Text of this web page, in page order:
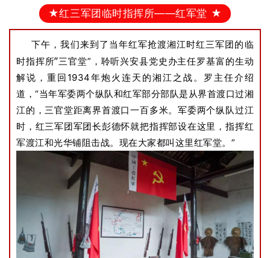
★红三军团临时指挥所——红军堂 ★
下午，我们来到了当年红军抢渡湘江时红三军团的临
时指挥所“三官堂”，聆听兴安县党史办主任罗基富的生动
解说，重回1934年炮火连天的湘江之战。罗主任介绍
道，“当年军委两个纵队和红军部分部队是从界首渡口过湘
江的，三官堂距离界首渡口一百多米。军委两个纵队过江
时，红三军团军团长彭德怀就把指挥部设在这里，指挥红
军渡江和光华铺阻击战。现在大家都叫这里红军堂。”